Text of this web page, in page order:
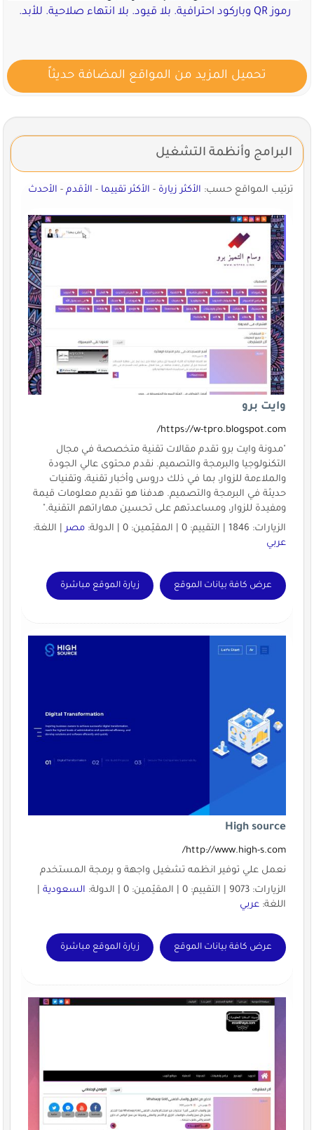
رموز QR وباركود احترافية. بلا قيود. بلا انتهاء صلاحية. للأبد.
تحميل المزيد من المواقع المضافة حديثاً
البرامج وأنظمة التشغيل
ترتيب المواقع حسب: الأكثر زيارة-الأكثر تقييما-الأقدم-الأحدث
وايت برو
https://w-tpro.blogspot.com/
"مدونة وايت برو تقدم مقالات تقنية متخصصة في مجال
التكنولوجيا والبرمجة والتصميم. نقدم محتوى عالي الجودة
والملاءمة للزوار، بما في ذلك دروس وأخبار تقنية، وتقنيات
حديثة في البرمجة والتصميم. هدفنا هو تقديم معلومات قيمة
ومفيدة للزوار، ومساعدتهم على تحسين مهاراتهم التقنية."
الزيارات: 1846 | التقييم: 0 | المقيّمين: 0 | الدولة:
مصر| اللغة:
عربي
عرض كافة بيانات الموقع زيارة الموقع مباشرة
High source
http://www.high-s.com/
نعمل علي توفير انظمه تشغيل واجهة و برمجة المستخدم
الزيارات: 9073 | التقييم: 0 | المقيّمين: 0 | الدولة:
السعودية|
اللغة: عربي
عرض كافة بيانات الموقع زيارة الموقع مباشرة